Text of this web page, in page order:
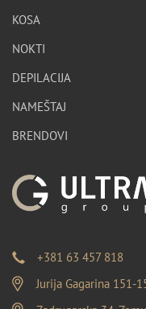
KOSA
NOKTI
DEPILACIJA
NAMEŠTAJ
BRENDOVI
+381 63 457 818
Jurija Gagarina 151-